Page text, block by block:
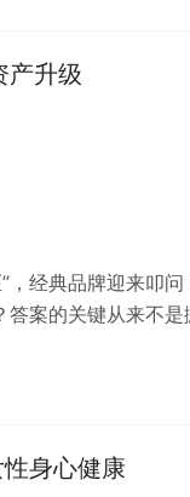
产升级
，经典品牌迎来叩
答案的关键从来不
身心健康